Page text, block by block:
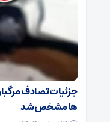
جزئیات تصادف
ها مشخص شد